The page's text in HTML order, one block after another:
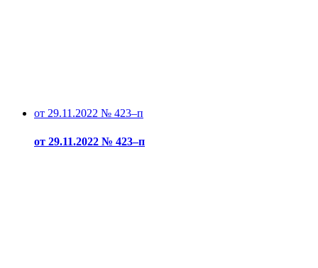
от 29.11.2022 № 423–п
от 29.11.2022 № 423–п